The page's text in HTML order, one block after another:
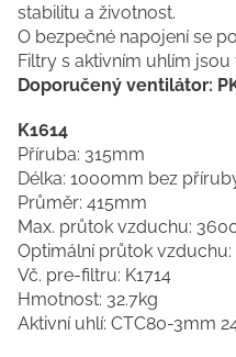
stabilitu a životnost.
O bezpečné napojení se
Filtry s aktivním uhlím
Doporučený ventilátor:
K1614
Příruba: 315mm
Délka: 1000mm bez
Průměr: 415mm
Max. průtok vzduchu:
Optimální průtok
Vč. pre-filtru: K1714
Hmotnost: 32.7kg
Aktivní uhlí: CTC80-3mm